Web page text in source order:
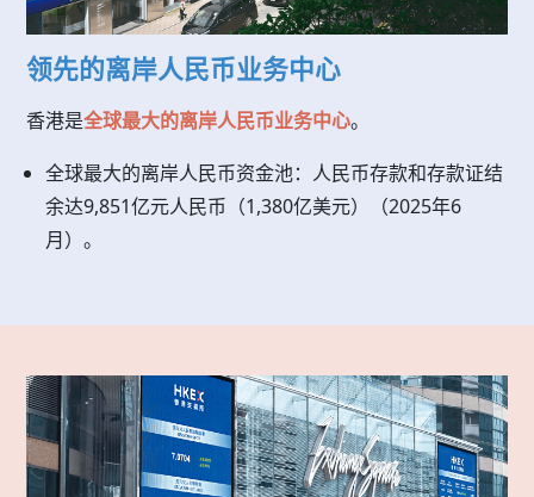
领先的离岸人民币业务中心
香港是全球最大的离岸人民币业务中心。
全球最大的离岸人民币资金池：人民币存款和存款证结
余达9,851亿元人民币（1,380亿美元）（2025年6
月）。